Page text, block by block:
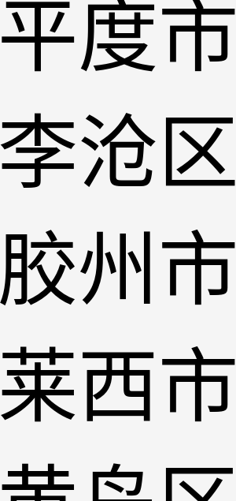
平度市
李沧区
胶州市
莱西市